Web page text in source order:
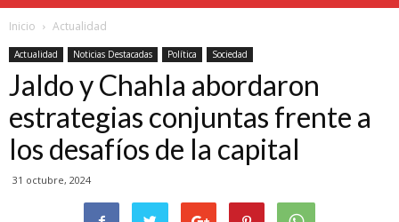
Inicio Actualidad
Actualidad Noticias Destacadas Política Sociedad
Jaldo y Chahla abordaron
estrategias conjuntas frente a
los desafíos de la capital
31 octubre, 2024